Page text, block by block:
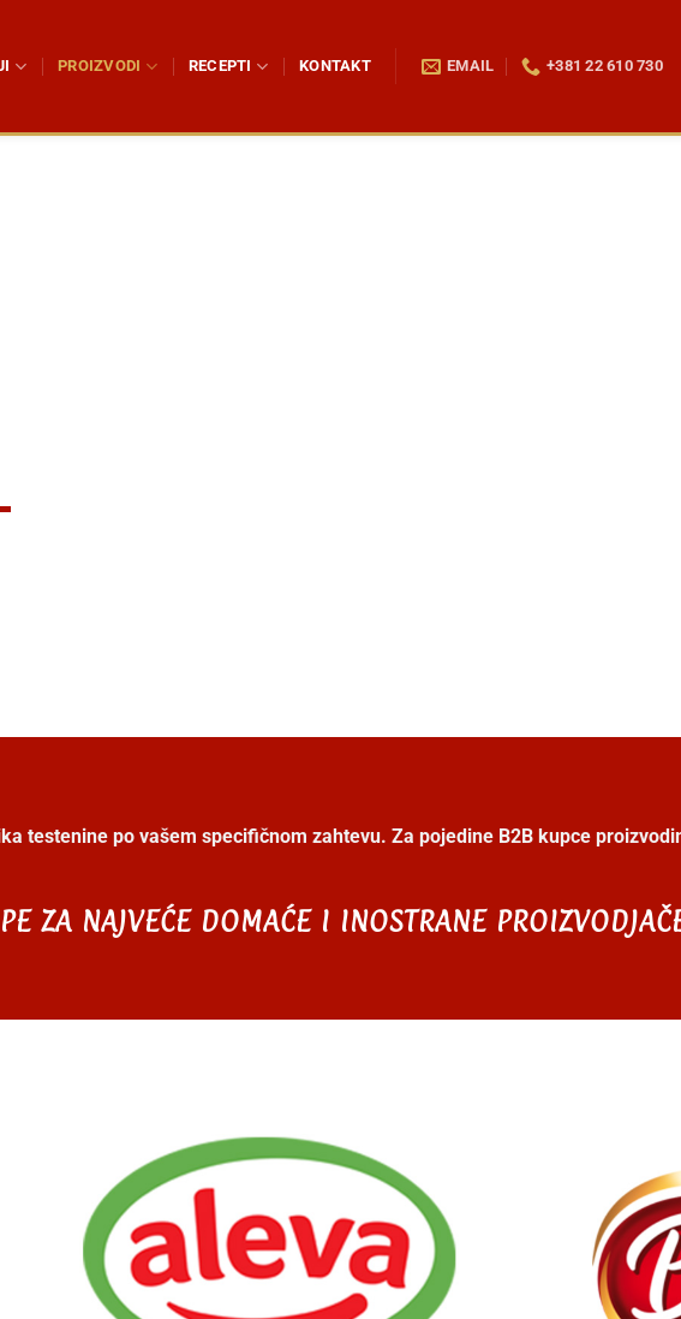
PROIZVODI RECEPTI KONTAKT EMAIL +381 22 610 730
testenine po vašem specifičnom zahtevu. Za pojedine B2B kupce
ZA NAJVEĆE DOMAĆE I INOSTRANE